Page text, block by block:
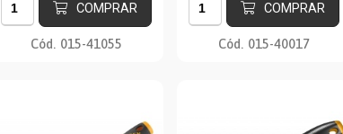
COMPRAR
Cód. 015-41055
COMPRAR
Cód. 015-40017